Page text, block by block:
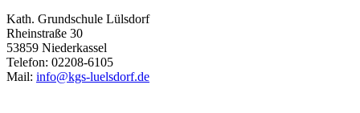
Kath. Grundschule Lülsdorf
Rheinstraße 30
53859 Niederkassel
Telefon: 02208-6105
Mail: info@kgs-luelsdorf.de